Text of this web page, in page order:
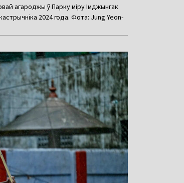
агароджы ў Парку міру Імджынгак
2024 года. Фота: Jung Yeon-